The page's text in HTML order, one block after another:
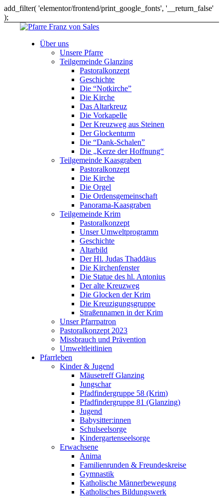
add_filter( 'elementor/frontend/print_google_fonts', '__return_false'
);
Über uns
Unsere Pfarre
Teilgemeinde Glanzing
Pastoralkonzept
Geschichte
Die “Notkirche”
Die Kirche
Das Altarkreuz
Die Vorkapelle
Der Kreuzweg aus Steinen
Der Glockenturm
Die “Dank-Schalen”
Die „Kerze der Hoffnung“
Teilgemeinde Kaasgraben
Pastoralkonzept
Die Kirche
Die Orgel
Die Ordensgemeinschaft
Panorama-Kaasgraben
Teilgemeinde Krim
Pastoralkonzept
Unser Umweltprogramm
Geschichte
Altarbild
Der Hl. Judas Thaddäus
Die Kirchenfenster
Die Statue des hl. Antonius
Der alte Kreuzweg
Die Glocken der Krim
Die Kreuzigungsgruppe
Straßennamen in der Krim
Unser Pfarrpatron
Pastoralkonzept 2023
Missbrauch und Prävention
Umweltleitlinien
Pfarrleben
Kinder & Jugend
Mäusetreff Glanzing
Jungschar
Pfadfindergruppe 58 (Krim)
Pfadfindergruppe 81 (Glanzing)
Jugend
Babysitter:innen
Schulseelsorge
Kindergartenseelsorge
Erwachsene
Anima
Familienrunden & Freundeskreise
Gymnastik
Katholische Männerbewegung
Katholisches Bildungswerk